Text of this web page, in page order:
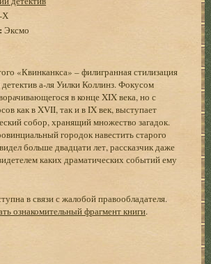
Х
Эксмо
«Квинканкса» – филигранная стилизация
а-ля Уилки Коллинз. Фокусом
в конце XIX века, но с
как в XVII, так и в IX век, выступает
собор, хранящий множество загадок.
городок навестить старого
больше двадцати лет, рассказчик даже
каких драматических событий ему
в связи с жалобой правообладателя.
ознакомительный фрагмент книги.